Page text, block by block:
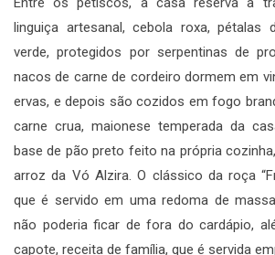
linguiça artesanal, cebola roxa, pétalas
verde, protegidos por serpentinas de
nacos de carne de cordeiro dormem em
ervas, e depois são cozidos em fogo
carne crua, maionese temperada da
base de pão preto feito na própria
arroz da Vó Alzira. O clássico da roça
que é servido em uma redoma de
não poderia ficar de fora do cardápio,
capote, receita de família, que é servida